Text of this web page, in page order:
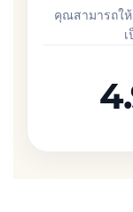
คุณสามารถใ